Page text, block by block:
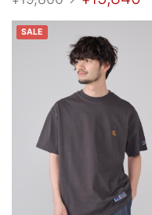
SALE